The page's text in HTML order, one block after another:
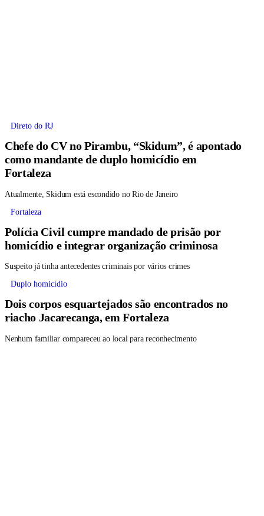
Direto do RJ
Chefe do CV no Pirambu, “Skidum”, é apontado
como mandante de duplo homicídio em
Fortaleza
Atualmente, Skidum está escondido no Rio de Janeiro
Fortaleza
Polícia Civil cumpre mandado de prisão por
homicídio e integrar organização criminosa
Suspeito já tinha antecedentes criminais por vários crimes
Duplo homicídio
Dois corpos esquartejados são encontrados no
riacho Jacarecanga, em Fortaleza
Nenhum familiar compareceu ao local para reconhecimento